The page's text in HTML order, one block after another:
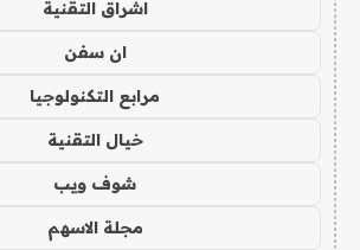
اشراق التقنية
ان سفن
مرابع التكنولوجيا
خيال التقنية
شوف ويب
مجلة الاسهم